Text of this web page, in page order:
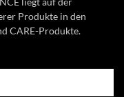
Produkte in den
CARE-Produkte.